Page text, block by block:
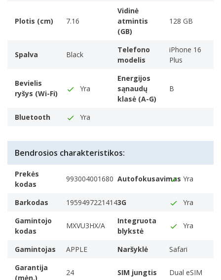
Patvarus, spalvingas dizainas.
Kas sakė, kad grožis
Plotis (cm) 7.16
Vidinė
atmintis
(GB)
128 GB
Spalva Black
Telefono
modelis
iPhone 16
Plus
Bevielis
ryšys (Wi-Fi)
Yra
Energijos
sąnaudų
klasė (A-G)
B
Bluetooth Yra
Bendrosios charakteristikos:
Prekės
kodas
993004001680 Autofokusavimas Yra
Barkodas 19594972214143G
Yra
Gamintojo
kodas
MXVU3HX/A
Integruota
blykstė
Yra
Gamintojas APPLE Naršyklė
Safari
Garantija
(mėn.)
24 SIM jungtis Dual eSIM